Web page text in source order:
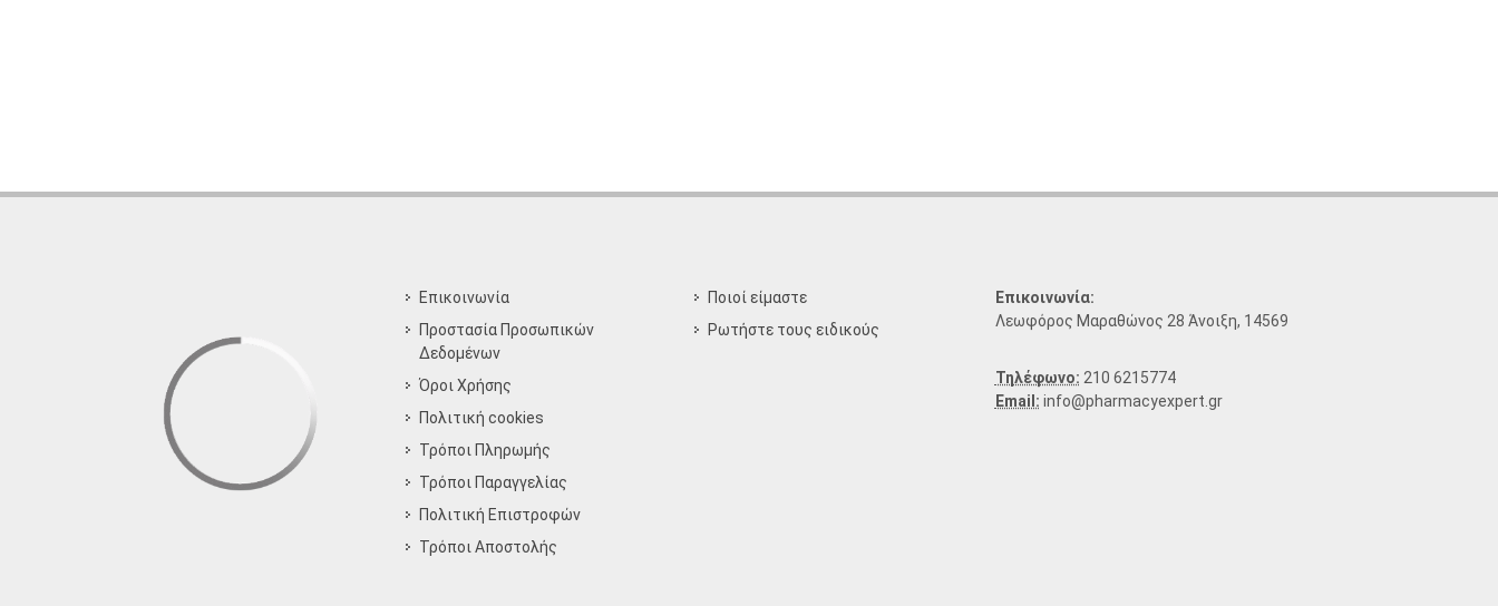
Επικοινωνία
Προστασία Προσωπικών
Δεδομένων
Όροι Χρήσης
Πολιτική cookies
Τρόποι Πληρωμής
Τρόποι Παραγγελίας
Πολιτική Επιστροφών
Τρόποι Aποστολής
Ποιοί είμαστε
Ρωτήστε τους ειδικούς
Επικοινωνία:
Λεωφόρος Μαραθώνος 28 Άνοιξη, 14569
Τηλέφωνο: 210 6215774
Email: info@pharmacyexpert.gr